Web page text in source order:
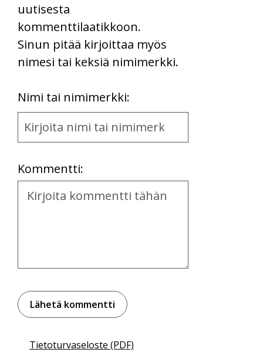
uutisesta
kommenttilaatikkoon.
Sinun pitää kirjoittaa myös
nimesi tai keksiä nimimerkki.
Nimi tai nimimerkki:
Name
and
Kommentti:
Kommentti
Tietoturvaseloste (PDF)